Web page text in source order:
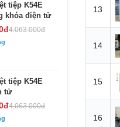
tiệp K54E
khóa điện tử
4.063.000đ
tiệp K54E
tử
4.063.000đ
13
14
15
16